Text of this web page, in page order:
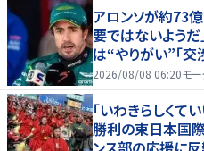
アロンソが約73
要ではないよう
は“やりがい”「交
2026/08/08 06:20モ
「いわきらしくて
勝利の東日本国